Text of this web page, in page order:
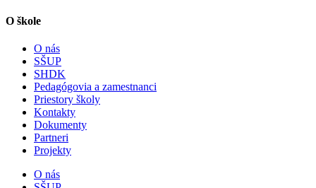
O škole
O nás
SŠUP
SHDK
Pedagógovia a zamestnanci
Priestory školy
Kontakty
Dokumenty
Partneri
Projekty
O nás